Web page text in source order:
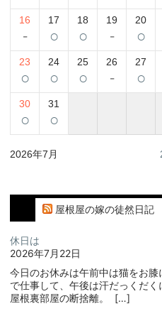
16
-
17
○
18
○
19
-
20
○
23
○
24
○
25
○
26
-
27
○
30
○
31
○
2026年7月
屋根屋の嫁の徒然日記
休日は
2026年7月22日
今日のお休みは午前中は猫をお膝
で仕事して、午後は汗だっくだく
屋根裏部屋の断捨離。⁡ ⁡ […]